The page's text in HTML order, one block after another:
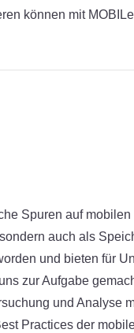
können mit
Spuren auf
auch als
und bieten für
zur Aufgabe
und
Practices der